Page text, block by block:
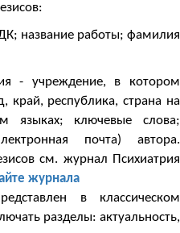
название работы; фамилия
- учреждение, в котором
край, республика, страна на
языках; ключевые слова;
почта) автора.
см. журнал Психиатрия
журнала
в классическом
разделы: актуальность,